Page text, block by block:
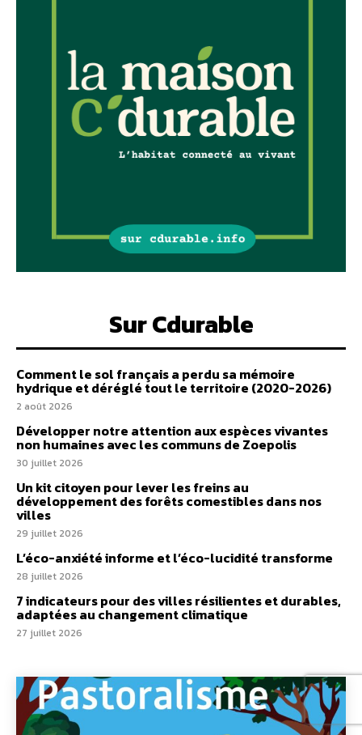
Sur Cdurable
Comment le sol français a perdu sa mémoire
hydrique et déréglé tout le territoire (2020-2026)
2 août 2026
Développer notre attention aux espèces vivantes
non humaines avec les communs de Zoepolis
30 juillet 2026
Un kit citoyen pour lever les freins au
développement des forêts comestibles dans nos
villes
29 juillet 2026
L’éco-anxiété informe et l’éco-lucidité transforme
28 juillet 2026
7 indicateurs pour des villes résilientes et durables,
adaptées au changement climatique
27 juillet 2026